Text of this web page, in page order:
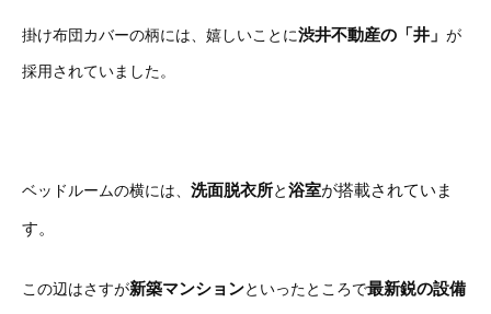
掛け布団カバーの柄には、嬉しいことに渋井不動産の「井」 が
採用されていました。
ベッドルームの横には、 洗面脱衣所と浴室が搭載されていま
す。
この辺はさすが新築マンションといったところで最新鋭の設備